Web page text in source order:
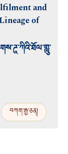
and
of
བཀག་རྒྱ་ཅན།